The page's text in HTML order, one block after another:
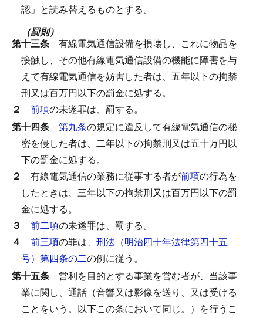
認」と読み替えるものとする。
（罰則）
第十三条 有線電気通信設備を損壊し、これに物品を
接触し、その他有線電気通信設備の機能に障害を与
えて有線電気通信を妨害した者は、五年以下の拘禁
刑又は百万円以下の罰金に処する。
２ 前項の未遂罪は、罰する。
第十四条 第九条の規定に違反して有線電気通信の秘
密を侵した者は、二年以下の拘禁刑又は五十万円以
下の罰金に処する。
２ 有線電気通信の業務に従事する者が前項の行為を
したときは、三年以下の拘禁刑又は百万円以下の罰
金に処する。
３ 前二項の未遂罪は、罰する。
４ 前三項の罪は、 刑法（明治四十年法律第四十五
号）第四条の二の例に従う。
第十五条 営利を目的とする事業を営む者が、当該事
業に関し、通話（音響又は影像を送り、又は受ける
ことをいう。以下この条において同じ。）を行うこ